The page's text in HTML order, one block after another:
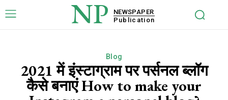
NP
NEWSPAPER
Publication
Blog
2021 में इंस्टाग्राम पर पर्सनल ब्लॉग
कैसे बनाएं How to make your